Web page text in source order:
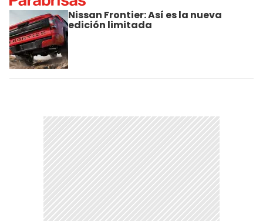
Nissan Frontier: Así es la nueva
edición limitada